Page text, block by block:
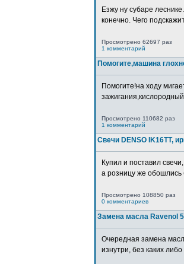
Езжу ну субаре
конечно. Чего
Просмотрено 62697 раз
1 комментарий
Помогите,машина
Помогите!на ходу
Просмотрено 110682 раз
1 комментарий
Свечи DENSO IK16TT,
Купил и поставил
а розницу же обошлись
Просмотрено 108850 раз
0 комментариев
Замена масла Ravenol
Очередная замена
изнутри, без каких